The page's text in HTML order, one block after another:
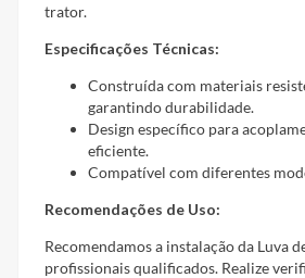
trator.
Especificações Técnicas:
Construída com materiais
garantindo durabilidade.
Design específico para
eficiente.
Compatível com diferentes
Recomendações de Uso:
Recomendamos a instalação da Luva
profissionais qualificados. Realize